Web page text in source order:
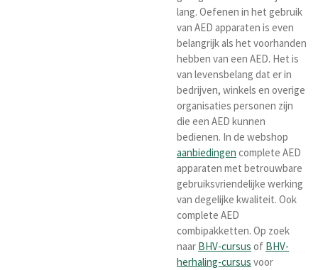
lang. Oefenen in het gebruik
van AED apparaten is even
belangrijk als het voorhanden
hebben van een AED. Het is
van levensbelang dat er in
bedrijven, winkels en overige
organisaties personen zijn
die een AED kunnen
bedienen. In de webshop
aanbiedingen complete AED
apparaten met betrouwbare
gebruiksvriendelijke werking
van degelijke kwaliteit. Ook
complete AED
combipakketten. Op zoek
naar BHV-cursus of BHV-
herhaling-cursus voor